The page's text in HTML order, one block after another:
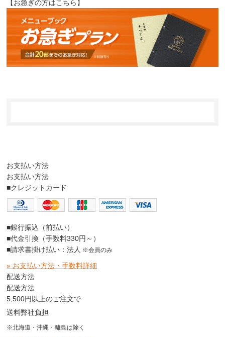
【お急ぎの方はこちら】
お支払い方法
お支払い方法
■クレジットカード
■銀行振込（前払い）
■代金引換（手数料330円～）
■請求書掛け払い：法人 ※会員のみ
» お支払い方法・手数料詳細
配送方法
配送方法
5,500円以上のご注文で
送料弊社負担
※北海道・沖縄・離島は除く